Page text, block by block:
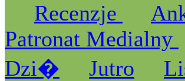
Recenzje
Patronat Medialny
Dzi�
Jutro